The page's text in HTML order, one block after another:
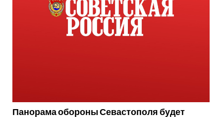
Панорама обороны Севастополя будет